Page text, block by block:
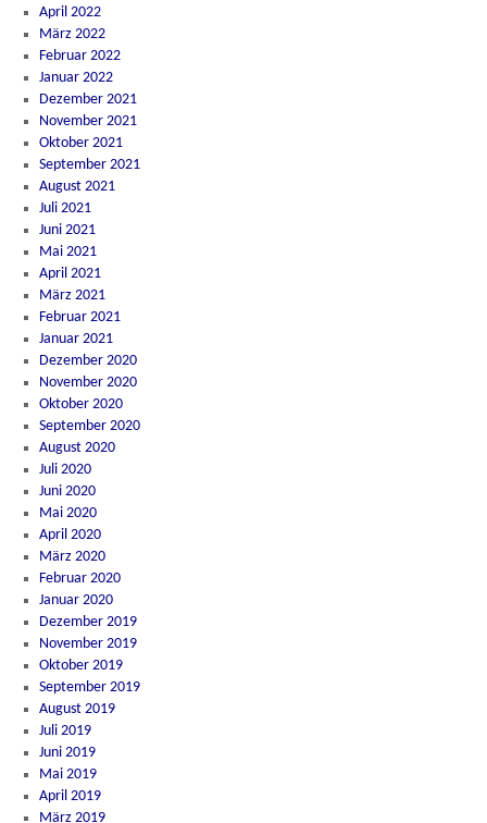
April 2022
März 2022
Februar 2022
Januar 2022
Dezember 2021
November 2021
Oktober 2021
September 2021
August 2021
Juli 2021
Juni 2021
Mai 2021
April 2021
März 2021
Februar 2021
Januar 2021
Dezember 2020
November 2020
Oktober 2020
September 2020
August 2020
Juli 2020
Juni 2020
Mai 2020
April 2020
März 2020
Februar 2020
Januar 2020
Dezember 2019
November 2019
Oktober 2019
September 2019
August 2019
Juli 2019
Juni 2019
Mai 2019
April 2019
März 2019